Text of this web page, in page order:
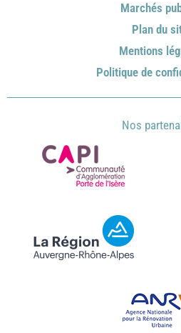
Marchés
Plan du
Mentions
Politique de
Nos